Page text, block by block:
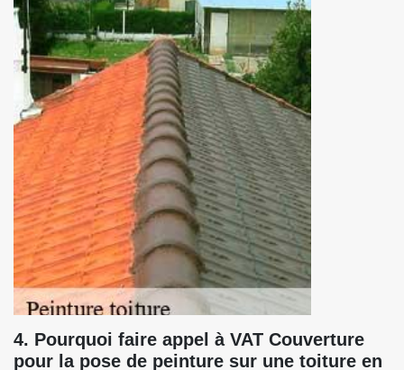
4. Pourquoi faire appel à VAT Couverture
pour la pose de peinture sur une toiture en